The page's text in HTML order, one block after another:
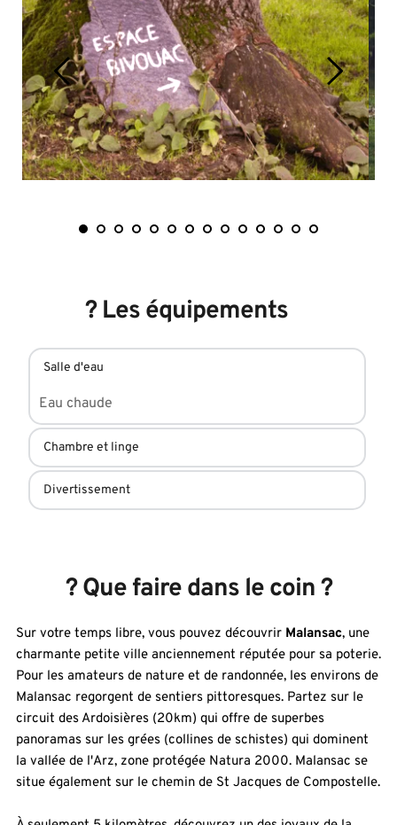
? Les équipements
Salle d'eau
Eau chaude
Draps et papier toilette
Oreillers et couvertures supplémentaires
Divertissement
? Que faire dans le coin ?
Sur votre temps libre, vous pouvez découvrir Malansac, une
charmante petite ville anciennement réputée pour sa poterie.
Pour les amateurs de nature et de randonnée, les environs de
Malansac regorgent de sentiers pittoresques. Partez sur le
circuit des Ardoisières (20km) qui offre de superbes
panoramas sur les grées (collines de schistes) qui dominent
la vallée de l'Arz, zone protégée Natura 2000. Malansac se
situe également sur le chemin de St Jacques de Compostelle.